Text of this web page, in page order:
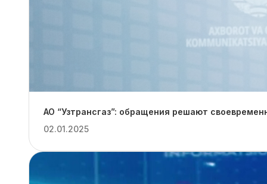
АО “Узтрансгаз”: обращения решают
02.01.2025